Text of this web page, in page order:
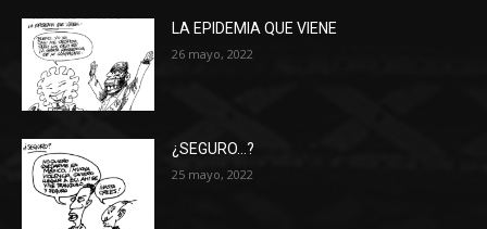
LA EPIDEMIA QUE VIENE
26 mayo, 2022
¿SEGURO…?
25 mayo, 2022